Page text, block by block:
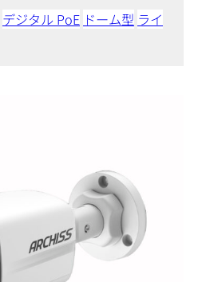
デジタル PoE ドーム型 ライ